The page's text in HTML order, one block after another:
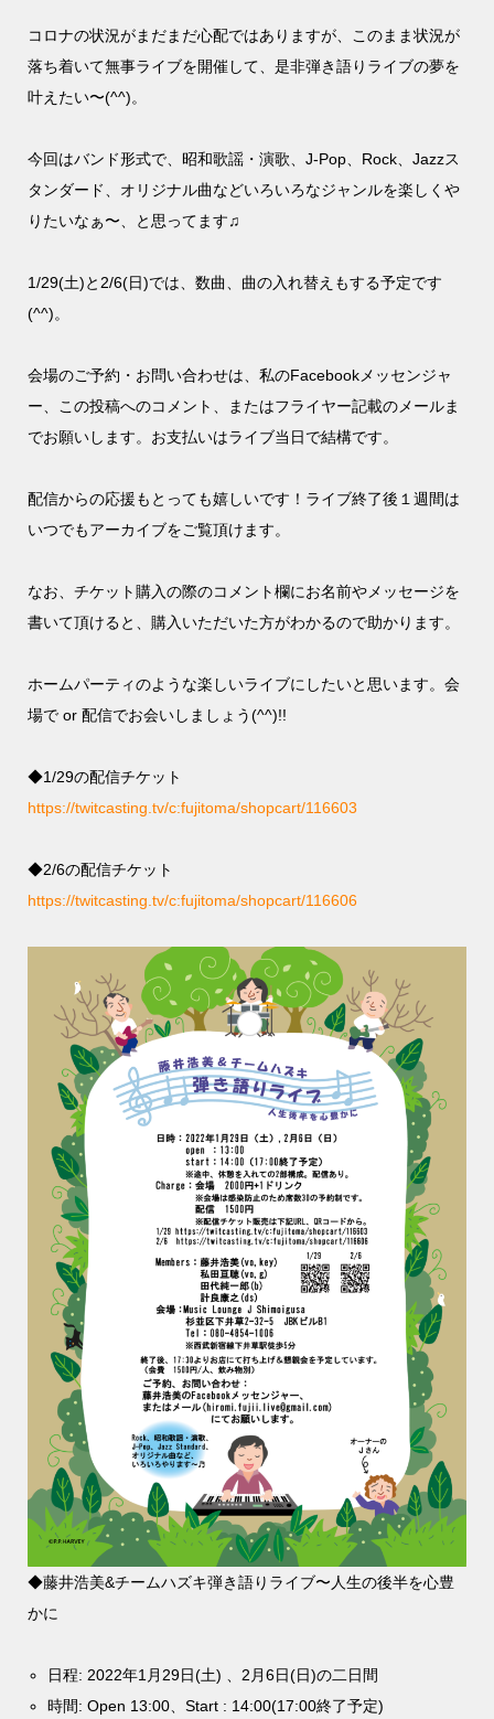
コロナの状況がまだまだ心配ではありますが、このまま状況が
落ち着いて無事ライブを開催して、是非弾き語りライブの夢を
叶えたい〜(^^)。
今回はバンド形式で、昭和歌謡・演歌、J-Pop、Rock、Jazzス
タンダード、オリジナル曲などいろいろなジャンルを楽しくや
りたいなぁ〜、と思ってます♫
1/29(土)と2/6(日)では、数曲、曲の入れ替えもする予定です
(^^)。
会場のご予約・お問い合わせは、私のFacebookメッセンジャ
ー、この投稿へのコメント、またはフライヤー記載のメールま
でお願いします。お支払いはライブ当日で結構です。
配信からの応援もとっても嬉しいです！ライブ終了後１週間は
いつでもアーカイブをご覧頂けます。
なお、チケット購入の際のコメント欄にお名前やメッセージを
書いて頂けると、購入いただいた方がわかるので助かります。
ホームパーティのような楽しいライブにしたいと思います。会
場で or 配信でお会いしましょう(^^)!!
◆1/29の配信チケット
https://twitcasting.tv/c:fujitoma/shopcart/116603
◆2/6の配信チケット
https://twitcasting.tv/c:fujitoma/shopcart/116606
◆藤井浩美&チームハズキ弾き語りライブ〜人生の後半を心豊
かに
日程: 2022年1月29日(土) 、2月6日(日)の二日間
時間: Open 13:00、Start : 14:00(17:00終了予定)